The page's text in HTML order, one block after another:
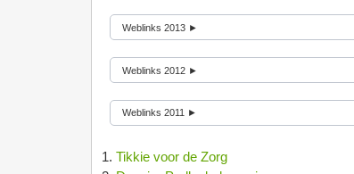
Weblinks 2013 ►
Weblinks 2012 ►
Weblinks 2011 ►
Tikkie voor de Zorg